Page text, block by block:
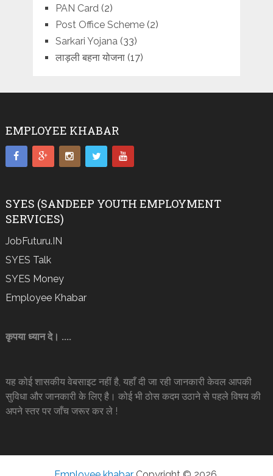
PAN Card (2)
Post Office Scheme(2)
Sarkari Yojana (33)
लाड़ली बहना योजना(17)
EMPLOYEE KHABAR
SYES (SANDEEP YOUTH EMPLOYMENT
SERVICES)
JobFuturu.IN
SYES Talk
SYES Money
Employee Khabar
कृपया ध्यान दे। ....
यह कोई शासकीय वेबसाइट नहीं है, यहाँ दी जा रही जानकारी केवल आपकी
सुविधा और जानकारी के लिए है। कोई भी ठोस कदम उठाने से पहले विषय की
अपने स्तर पर जाँच जरूर कर ले !